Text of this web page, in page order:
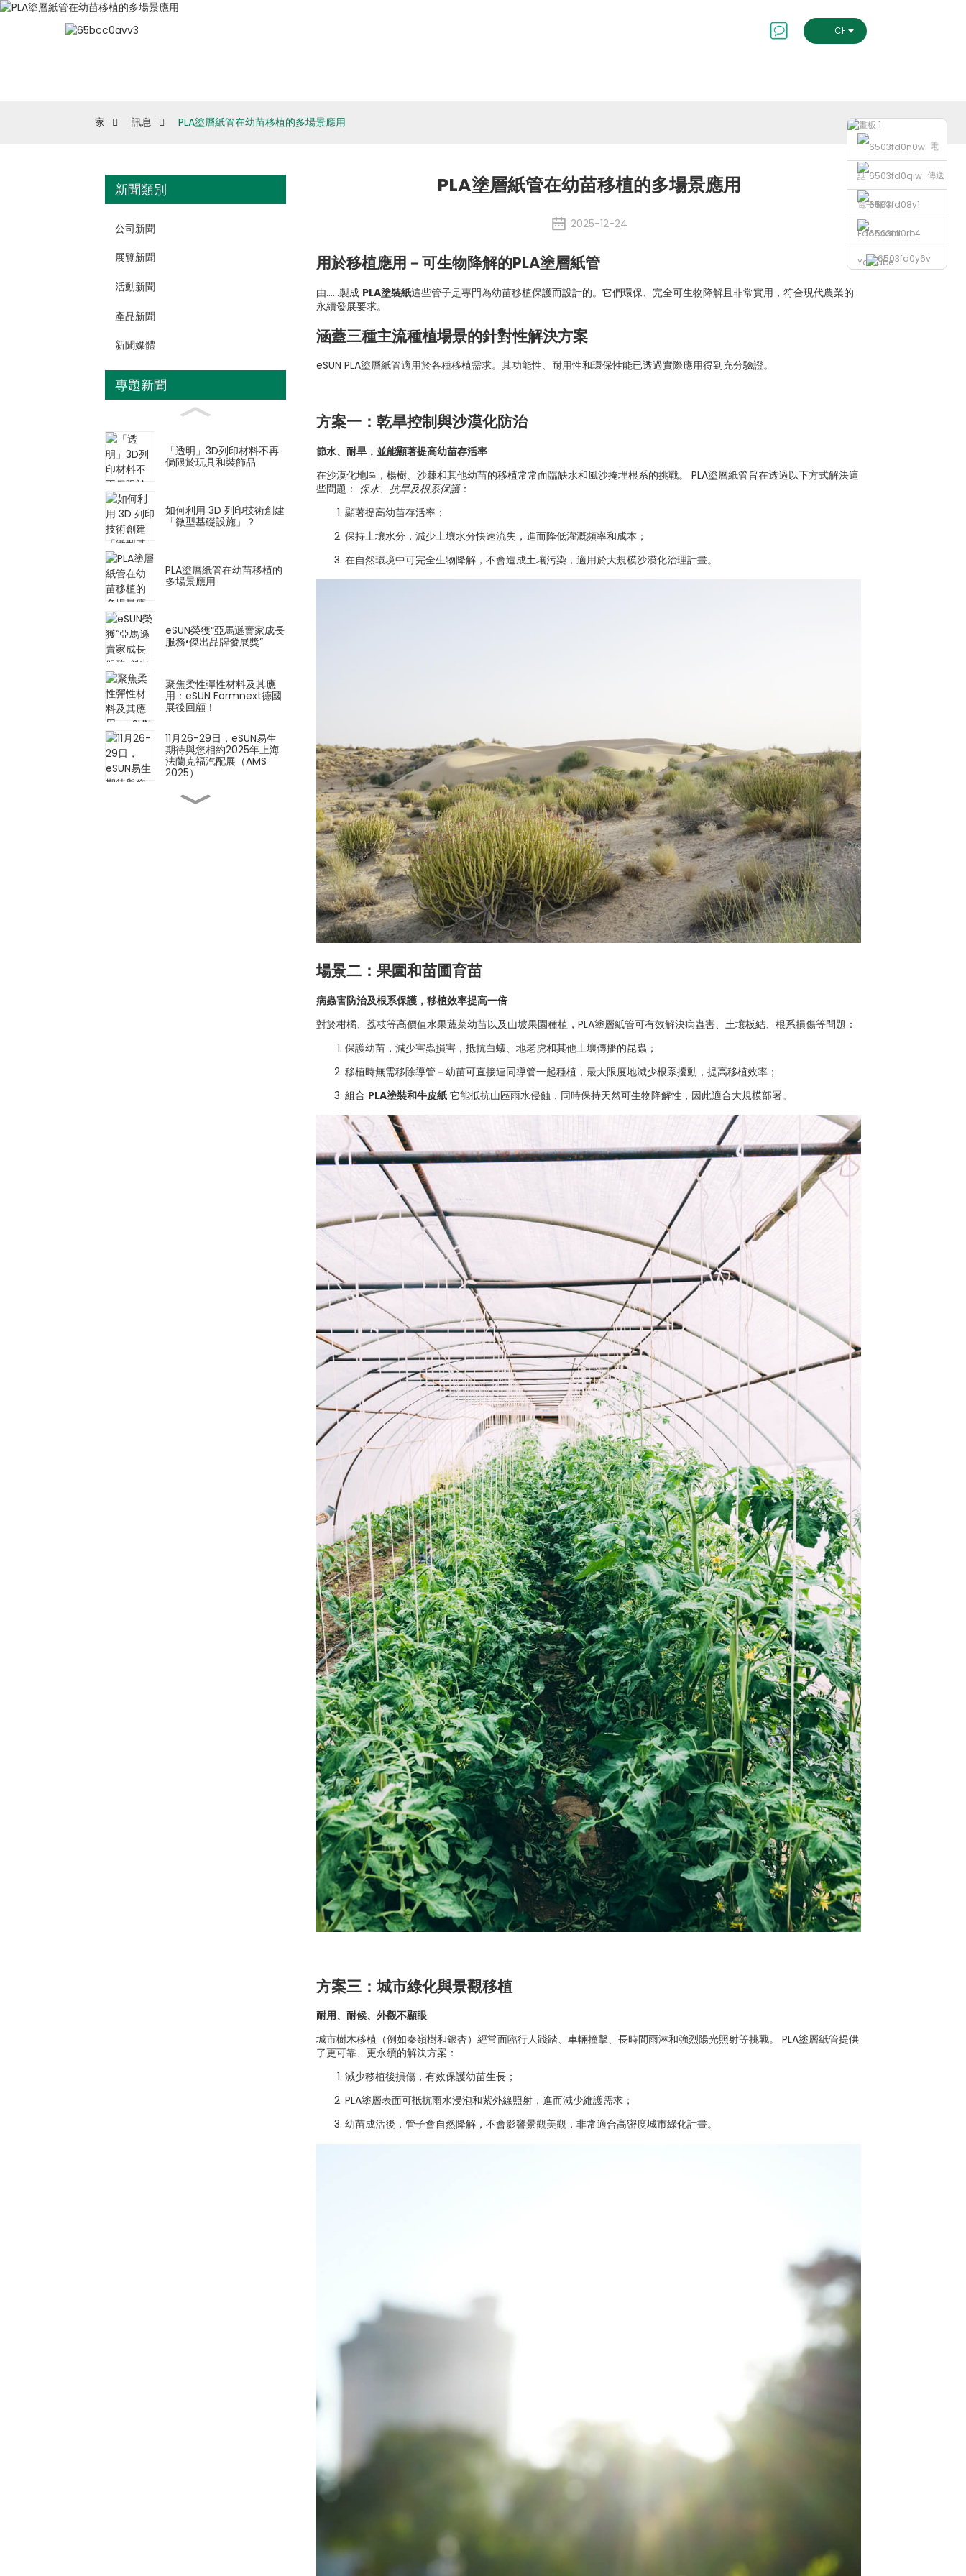
CHINESE TRADITIONAL
電
話 傳送
電子郵件
Facebook
Youtube
家 訊息 PLA塗層紙管在幼苗移植的多場景應用
新聞類別
公司新聞
展覽新聞
活動新聞
產品新聞
新聞媒體
專題新聞
「透明」3D列印材料不再
侷限於玩具和裝飾品
如何利用 3D 列印技術創建
「微型基礎設施」？
PLA塗層紙管在幼苗移植的
多場景應用
eSUN榮獲“亞馬遜賣家成長
服務•傑出品牌發展獎”
聚焦柔性彈性材料及其應
用：eSUN Formnext德國
展後回顧！
11月26-29日，eSUN易生
期待與您相約2025年上海
法蘭克福汽配展（AMS
2025）
創新材料 × 創新應用 |
PLA塗層紙管在幼苗移植的多場景應用
2025-12-24
用於移植應用－可生物降解的PLA塗層紙管
由……製成 PLA塗裝紙這些管子是專門為幼苗移植保護而設計的。它們環保、完全可生物降解且非常實用，符合現代農業的
永續發展要求。
涵蓋三種主流種植場景的針對性解決方案
eSUN PLA塗層紙管適用於各種移植需求。其功能性、耐用性和環保性能已透過實際應用得到充分驗證。
方案一：乾旱控制與沙漠化防治
節水、耐旱，並能顯著提高幼苗存活率
在沙漠化地區，楊樹、沙棘和其他幼苗的移植常常面臨缺水和風沙掩埋根系的挑戰。 PLA塗層紙管旨在透過以下方式解決這
些問題： 保水、抗旱及根系保護：
顯著提高幼苗存活率；
保持土壤水分，減少土壤水分快速流失，進而降低灌溉頻率和成本；
在自然環境中可完全生物降解，不會造成土壤污染，適用於大規模沙漠化治理計畫。
場景二：果園和苗圃育苗
病蟲害防治及根系保護，移植效率提高一倍
對於柑橘、荔枝等高價值水果蔬菜幼苗以及山坡果園種植，PLA塗層紙管可有效解決病蟲害、土壤板結、根系損傷等問題：
保護幼苗，減少害蟲損害，抵抗白蟻、地老虎和其他土壤傳播的昆蟲；
移植時無需移除導管－幼苗可直接連同導管一起種植，最大限度地減少根系擾動，提高移植效率；
組合 PLA塗裝和牛皮紙 它能抵抗山區雨水侵蝕，同時保持天然可生物降解性，因此適合大規模部署。
方案三：城市綠化與景觀移植
耐用、耐候、外觀不顯眼
城市樹木移植（例如秦嶺樹和銀杏）經常面臨行人踐踏、車輛撞擊、長時間雨淋和強烈陽光照射等挑戰。 PLA塗層紙管提供
了更可靠、更永續的解決方案：
減少移植後損傷，有效保護幼苗生長；
PLA塗層表面可抵抗雨水浸泡和紫外線照射，進而減少維護需求；
幼苗成活後，管子會自然降解，不會影響景觀美觀，非常適合高密度城市綠化計畫。